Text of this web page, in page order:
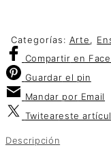
Categorías: Arte,
Compartir en
Guardar el pin
Mandar por Email
Twiteareste
Descripción